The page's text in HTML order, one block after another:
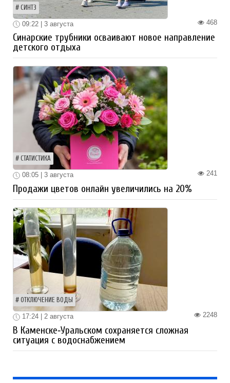
СИНТЗ
468
09:22 | 3 августа
Синарские трубники осваивают новое направление
детского отдыха
СТАТИСТИКА
241
08:05 | 3 августа
Продажи цветов онлайн увеличились на 20%
ОТКЛЮЧЕНИЕ ВОДЫ
2248
17:24 | 2 августа
В Каменске‑Уральском сохраняется сложная
ситуация с водоснабжением